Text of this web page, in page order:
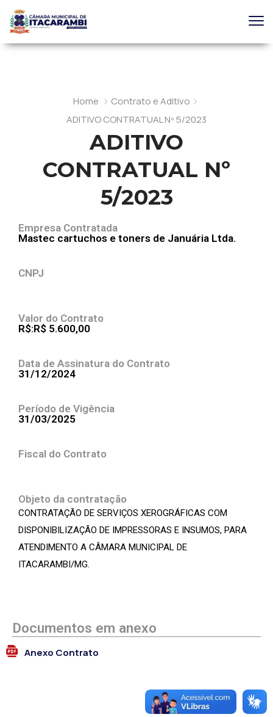
Home
Contrato e Aditivo
ADITIVO CONTRATUAL Nº 5/2023
ADITIVO
CONTRATUAL Nº
5/2023
Empresa Contratada
Mastec cartuchos e toners de Januária Ltda.
CNPJ
Valor do Contrato
R$:R$ 5.600,00
Data de Assinatura do Contrato
31/12/2024
Período de Vigência
31/03/2025
Fiscal do Contrato
Objeto da contratação
CONTRATAÇÃO DE SERVIÇOS XEROGRÁFICAS COM
DISPONIBILIZAÇÃO DE IMPRESSORAS E INSUMOS, PARA
ATENDIMENTO A CÂMARA MUNICIPAL DE
ITACARAMBI/MG.
Documentos em anexo
Anexo Contrato